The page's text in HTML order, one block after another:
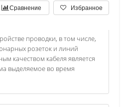
Сравнение Избранное
проводки, в том числе,
розеток и линий
качеством кабеля является
выделяемое во время